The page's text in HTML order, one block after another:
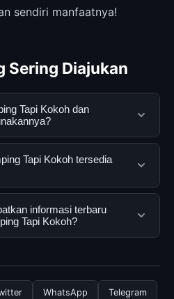
sendiri manfaatnya!
Sering Diajukan
Tapi Kokoh dan
Kokoh adalah layanan digital
pengguna
dan terpercaya. Anda
mengunjungi situs
yang tersedia.
Tapi Kokoh tersedia
Kokoh dapat diakses
pengguna. Tidak ada biaya
yang diperlukan untuk
informasi terbaru
Tapi Kokoh?
kami secara berkala. Kami
WhatsApp Telegram